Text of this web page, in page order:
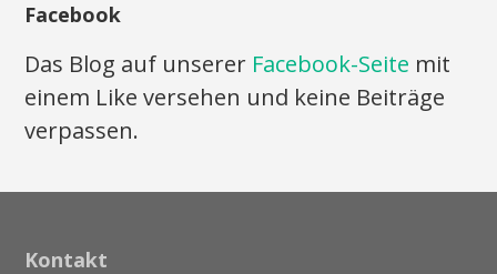
Facebook
Das Blog auf unserer Facebook-Seite mit
einem Like versehen und keine Beiträge
verpassen.
Kontakt